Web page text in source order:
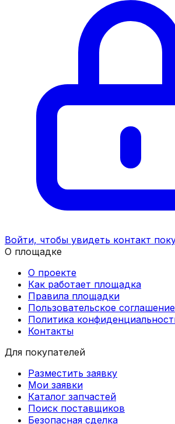
Войти, чтобы увидеть контакт
О площадке
О проекте
Как работает площадка
Правила площадки
Пользовательское соглашение
Политика
Контакты
Для покупателей
Разместить заявку
Мои заявки
Каталог запчастей
Поиск поставщиков
Безопасная сделка